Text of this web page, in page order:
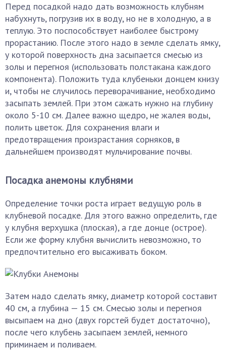
Перед посадкой надо дать возможность клубням
набухнуть, погрузив их в воду, но не в холодную, а в
теплую. Это поспособствует наиболее быстрому
прорастанию. После этого надо в земле сделать ямку,
у которой поверхность дна засыпается смесью из
золы и перегноя (использовать полстакана каждого
компонента). Положить туда клубеньки донцем книзу
и, чтобы не случилось переворачивание, необходимо
засыпать землей. При этом сажать нужно на глубину
около 5-10 см. Далее важно щедро, не жалея воды,
полить цветок. Для сохранения влаги и
предотвращения произрастания сорняков, в
дальнейшем производят мульчирование почвы.
Посадка анемоны клубнями
Определение точки роста играет ведущую роль в
клубневой посадке. Для этого важно определить, где
у клубня верхушка (плоская), а где донце (острое).
Если же форму клубня вычислить невозможно, то
предпочтительно его высаживать боком.
Затем надо сделать ямку, диаметр которой составит
40 см, а глубина — 15 см. Смесью золы и перегноя
высыпаем на дно (двух горстей будет достаточно),
после чего клубень засыпаем землей, немного
приминаем и поливаем.